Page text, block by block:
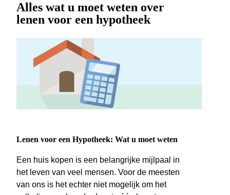
Alles wat u moet weten over
lenen voor een hypotheek
Lenen voor een Hypotheek: Wat u moet weten
Een huis kopen is een belangrijke mijlpaal in
het leven van veel mensen. Voor de meesten
van ons is het echter niet mogelijk om het